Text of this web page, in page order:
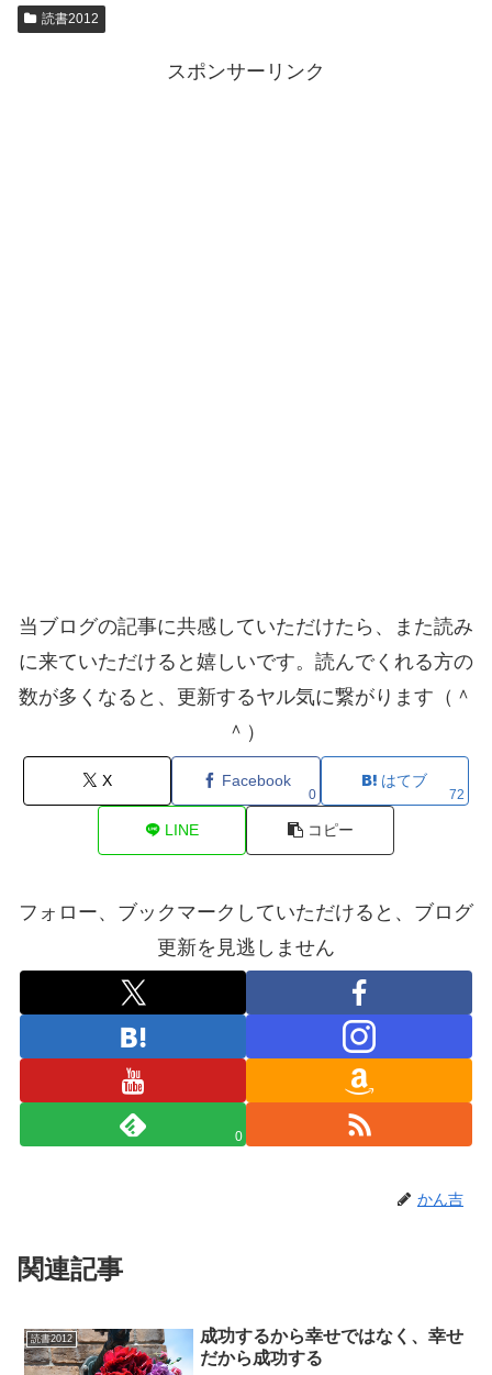
読書2012
スポンサーリンク
当ブログの記事に共感していただけたら、また読み
に来ていただけると嬉しいです。読んでくれる方の
数が多くなると、更新するヤル気に繋がります（＾
＾）
X Facebook
0
はてブ
72
LINE コピー
フォロー、ブックマークしていただけると、ブログ
更新を見逃しません
0
かん吉
関連記事
読書2012
成功するから幸せではなく、幸せ
だから成功する